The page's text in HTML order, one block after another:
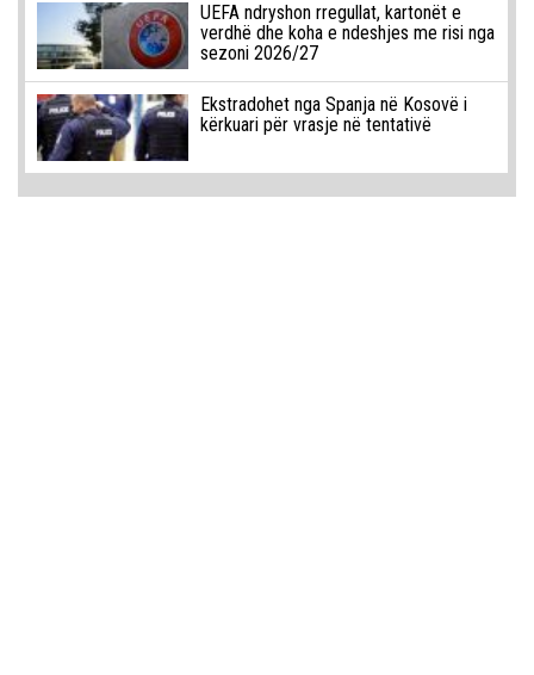
UEFA ndryshon rregullat, kartonët e
verdhë dhe koha e ndeshjes me risi nga
sezoni 2026/27
Ekstradohet nga Spanja në Kosovë i
kërkuari për vrasje në tentativë